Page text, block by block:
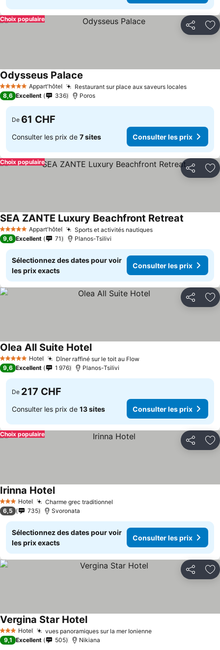
Partager
Choix populaire
5 Étoiles Appart'hôtel Restaurant sur place aux saveurs locales
Odysseus Palace
8,6 Excellent 336 Poros
De 61 CHF
Consulter les prix de 7 sites Consulter les prix
Partager
Choix populaire
5 Étoiles Appart'hôtel Sports et activités nautiques
SEA ZANTE Luxury Beachfront Retreat
9,6 Excellent 71 Planos-Tsilivi
Sélectionnez des dates pour voir
les prix exacts
Consulter les prix
Partager
5 Étoiles Hotel Dîner raffiné sur le toit au Flow
Olea All Suite Hotel
9,6 Excellent 1 976 Planos-Tsilivi
De 217 CHF
Consulter les prix de 13 sites Consulter les prix
Partager
Choix populaire
3 ÉtoilesHotel Charme grec traditionnel
Irinna Hotel
6,5 735 Svoronata
Sélectionnez des dates pour voir
les prix exacts
Consulter les prix
Partager
3 ÉtoilesHotel vues panoramiques sur la mer Ionienne
Vergina Star Hotel
9,1 Excellent 505 Nikiana